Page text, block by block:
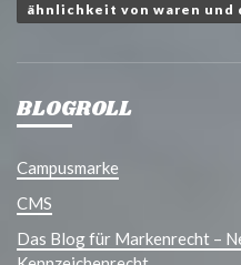
ähnlichkeit von waren
BLOGROLL
Campusmarke
CMS
Das Blog für Markenrecht –